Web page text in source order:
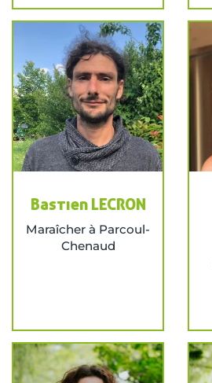
Bastien LECRON
Maraîcher à Parcoul-
Chenaud